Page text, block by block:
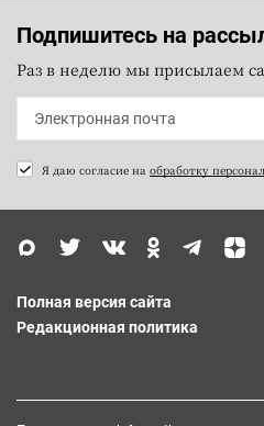
Подпишитесь на
Раз в неделю мы присылаем
Я даю согласие на обработку
Полная версия сайта
Редакционная политика